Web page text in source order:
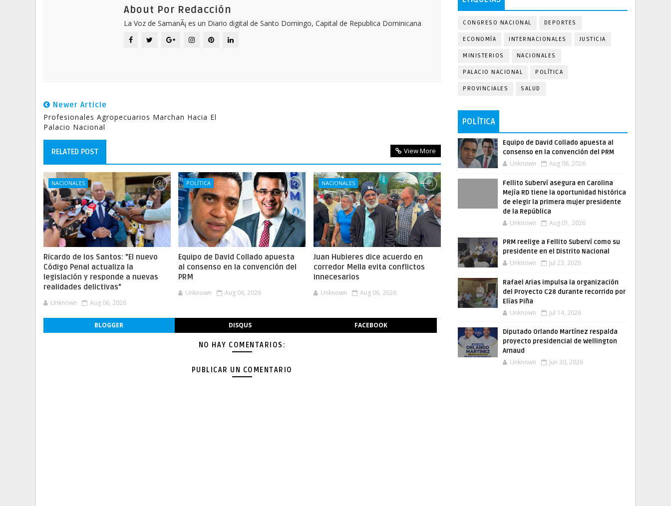
About Por Redacción
La Voz de SamanÃ¡ es un Diario digital de Santo Domingo, Capital de Republica Dominicana
Newer Article
Profesionales Agropecuarios Marchan Hacia El
Palacio Nacional
RELATED POST View More
NACIONALES
Ricardo de los Santos: "El nuevo
Código Penal actualiza la
legislación y responde a nuevas
realidades delictivas"
Unknown Aug 06, 2026
POLÍTICA
Equipo de David Collado apuesta
al consenso en la convención del
PRM
Unknown Aug 06, 2026
NACIONALES
Juan Hubieres dice acuerdo en
corredor Mella evita conflictos
innecesarios
Unknown Aug 06, 2026
BLOGGER DISQUS FACEBOOK
NO HAY COMENTARIOS:
PUBLICAR UN COMENTARIO
CONGRESO NACIONAL DEPORTES
ECONOMÍA INTERNACIONALES JUSTICIA
MINISTERIOS NACIONALES
PALACIO NACIONAL POLÍTICA
PROVINCIALES SALUD
POLÍTICA
Equipo de David Collado apuesta al
consenso en la convención del PRM
Unknown Aug 06, 2026
Fellito Suberví asegura en Carolina
Mejía RD tiene la oportunidad histórica
de elegir la primera mujer presidente
de la República
Unknown Aug 01, 2026
PRM reelige a Fellito Suberví como su
presidente en el Distrito Nacional
Unknown Jul 23, 2026
Rafael Arias impulsa la organización
del Proyecto C28 durante recorrido por
Elías Piña
Unknown Jul 14, 2026
Diputado Orlando Martínez respalda
proyecto presidencial de Wellington
Arnaud
Unknown Jun 30, 2026